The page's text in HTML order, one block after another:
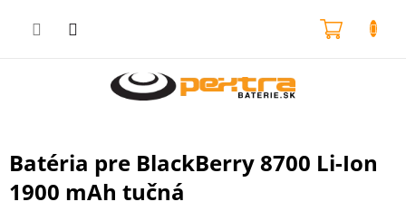
Batéria pre BlackBerry 8700 Li-Ion
1900 mAh tučná